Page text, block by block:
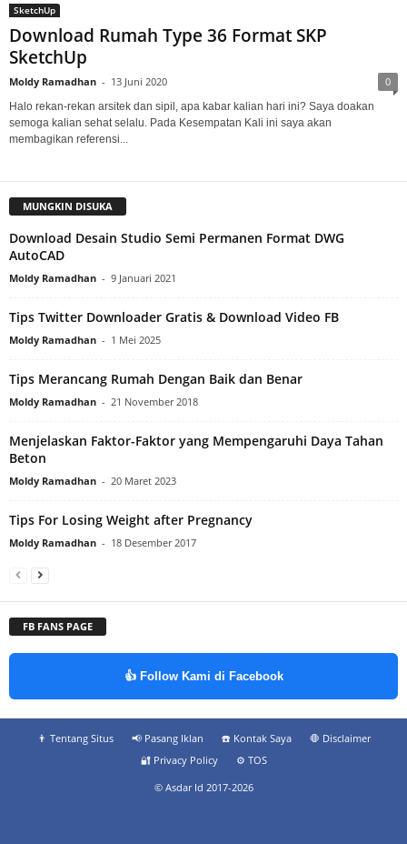
SketchUp
Download Rumah Type 36 Format SKP
SketchUp
Moldy Ramadhan - 13 Juni 2020 0
Halo rekan-rekan arsitek dan sipil, apa kabar kalian hari ini? Saya doakan
semoga kalian sehat selalu. Pada Kesempatan Kali ini saya akan
membagikan referensi...
MUNGKIN DISUKA
Download Desain Studio Semi Permanen Format DWG
AutoCAD
Moldy Ramadhan - 9 Januari 2021
Tips Twitter Downloader Gratis & Download Video FB
Moldy Ramadhan - 1 Mei 2025
Tips Merancang Rumah Dengan Baik dan Benar
Moldy Ramadhan - 21 November 2018
Menjelaskan Faktor-Faktor yang Mempengaruhi Daya Tahan
Beton
Moldy Ramadhan - 20 Maret 2023
Tips For Losing Weight after Pregnancy
Moldy Ramadhan - 18 Desember 2017
FB FANS PAGE
👍 Follow Kami di Facebook
👨‍ Tentang Situs 📢 Pasang Iklan ☎️ Kontak Saya
🛑 Disclaimer
🔐 Privacy Policy
⚙️ TOS
© Asdar Id 2017-2026